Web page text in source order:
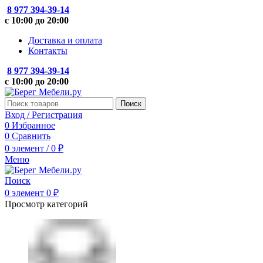
8 977 394-39-14
с 10:00 до 20:00
Доставка и оплата
Контакты
8 977 394-39-14
с 10:00 до 20:00
Поиск
Вход / Регистрация
0 Избранное
0 Сравнить
0 элемент / 0 ₽
Меню
Поиск
0 элемент 0 ₽
Просмотр категорий